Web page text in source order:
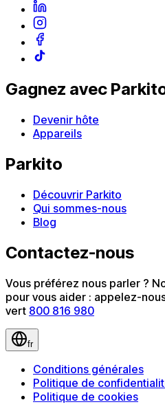
Gagnez avec
Devenir hôte
Appareils
Parkito
Découvrir Parkito
Qui sommes-nous
Blog
Contactez-nous
Vous préférez nous parler ?
pour vous aider : appelez-
vert 800 816 980
fr
Conditions générales
Politique de
Politique de cookies